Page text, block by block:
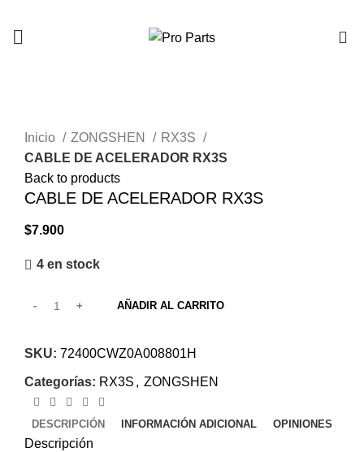
Inicio
ZONGSHEN
RX3S
CABLE DE ACELERADOR RX3S
Back to products
CABLE DE ACELERADOR RX3S
$7.900
4 en stock
AÑADIR AL CARRITO
SKU: 72400CWZ0A008801H
Categorías: RX3S , ZONGSHEN
DESCRIPCIÓN INFORMACIÓN ADICIONAL OPINIONES
Descripción